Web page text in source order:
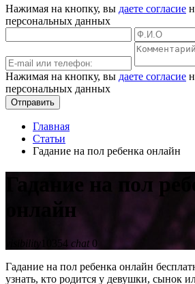
Нажимая на кнопку, вы даете согласие
персональных данных
Нажимая на кнопку, вы даете согласие
персональных данных
Отправить
Главная
Статьи
Гадание на пол ребенка онлайн
Гадание на пол
онлайн
visibility 10354 chat0
Гадание на пол ребенка онлайн
узнать, кто родится у девушки, сынок